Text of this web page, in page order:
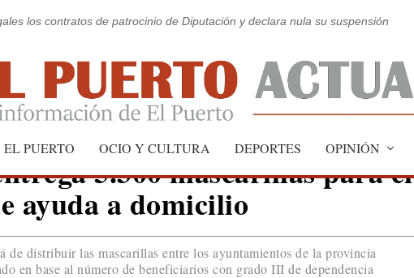
los contratos de patrocinio de Diputación y declara nula su suspensión
EL PUERTO OCIO Y CULTURA DEPORTES OPINIÓN
5.300 mascarillas para el
ayuda a domicilio
de distribuir las mascarillas entre los ayuntamientos de la provincia
en base al número de beneficiarios con grado III de dependencia